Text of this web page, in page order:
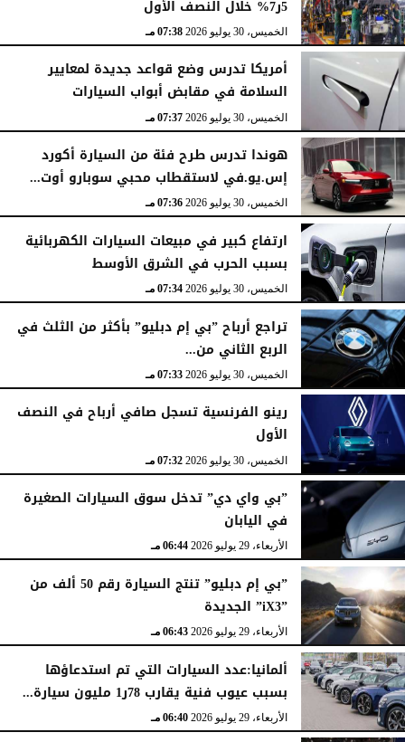
5ر7% خلال النصف الأول
الخميس، 30 يوليو 2026 07:38 مـ
أمريكا تدرس وضع قواعد جديدة لمعايير
السلامة في مقابض أبواب السيارات
الخميس، 30 يوليو 2026 07:37 مـ
هوندا تدرس طرح فئة من السيارة أكورد
إس.يو.في لاستقطاب محبي سوبارو أوت...
الخميس، 30 يوليو 2026 07:36 مـ
ارتفاع كبير في مبيعات السيارات الكهربائية
بسبب الحرب في الشرق الأوسط
الخميس، 30 يوليو 2026 07:34 مـ
تراجع أرباح ”بي إم دبليو” بأكثر من الثلث في
الربع الثاني من...
الخميس، 30 يوليو 2026 07:33 مـ
رينو الفرنسية تسجل صافي أرباح في النصف
الأول
الخميس، 30 يوليو 2026 07:32 مـ
”بي واي دي” تدخل سوق السيارات الصغيرة
في اليابان
الأربعاء، 29 يوليو 2026 06:44 مـ
”بي إم دبليو” تنتج السيارة رقم 50 ألف من
”iX3” الجديدة
الأربعاء، 29 يوليو 2026 06:43 مـ
ألمانيا:عدد السيارات التي تم استدعاؤها
بسبب عيوب فنية يقارب 78ر1 مليون سيارة...
الأربعاء، 29 يوليو 2026 06:40 مـ